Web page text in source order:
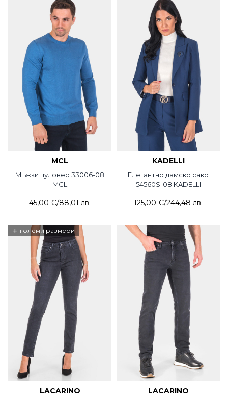
MCL
Мъжки пуловер 33006-08
MCL
45,00 €/88,01 лв.
KADELLI
Елегантно дамско сако
54560S-08 KADELLI
125,00 €/244,48 лв.
+ големи размери
LACARINO LACARINO